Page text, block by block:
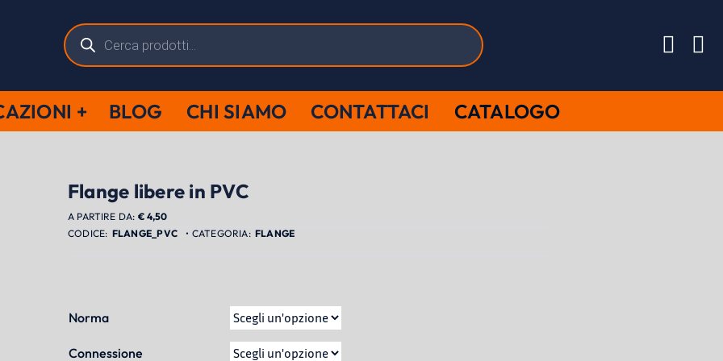
Ricerca
prodotti
BLOG CHI SIAMO CONTATTACI CATALOGO
Flange libere in PVC
A PARTIRE DA: € 4,50
FLANGE_PVC
FLANGE
Norma
Connessione